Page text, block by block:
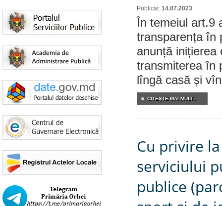
Publicat: 14.07.2023
În temeiul art.9
transparența în
anunță inițierea
transmiterea în
lîngă casă și
CITEŞTE MAI MULT...
Cu privire
serviciului
publice